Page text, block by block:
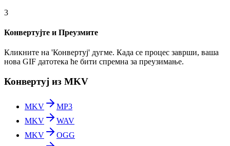
3
Конвертујте и Преузмите
Кликните на 'Конвертуј' дугме. Када се процес заврши, ваша
нова GIF датотека ће бити спремна за преузимање.
Конвертуј из MKV
MKV
MP3
MKV
WAV
MKV
OGG